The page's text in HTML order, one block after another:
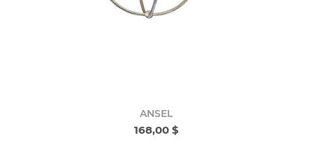
ANSEL
168,00 $